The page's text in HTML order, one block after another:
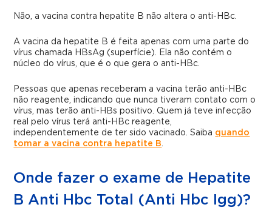
Não, a vacina contra hepatite B não altera o anti-HBc.
A vacina da hepatite B é feita apenas com uma parte do
vírus chamada HBsAg (superfície). Ela não contém o
núcleo do vírus, que é o que gera o anti-HBc.
Pessoas que apenas receberam a vacina terão anti-HBc
não reagente, indicando que nunca tiveram contato com o
vírus, mas terão anti-HBs positivo. Quem já teve infecção
real pelo vírus terá anti-HBc reagente,
independentemente de ter sido vacinado. Saiba quando
tomar a vacina contra hepatite B.
Onde fazer o exame de Hepatite
B Anti Hbc Total (Anti Hbc Igg)?